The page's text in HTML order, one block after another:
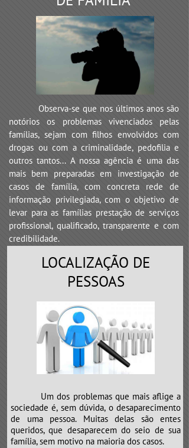
Observa-se que nos últimos anos são
notórios os problemas vivenciados pelas
famílias, sejam com filhos envolvidos com
drogas ou com a criminalidade, pedofilia e
outros tantos... A nossa agência é uma das
mais bem preparadas em investigação de
casos de família, com concreta rede de
informação privilegiada, com o objetivo de
levar para as famílias prestação de serviços
profissional, qualificado, transparente e com
credibilidade.
LOCALIZAÇÃO DE
PESSOAS
Um dos problemas que mais aflige a
sociedade é, sem dúvida, o desaparecimento
de uma pessoa. Muitas delas são entes
queridos, que desaparecem do seio de sua
família, sem motivo na maioria dos casos.